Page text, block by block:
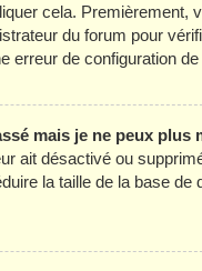
cela. Premièrement,
du forum pour
erreur de configuration
mais je ne peux plus
ait désactivé ou
la taille de la base